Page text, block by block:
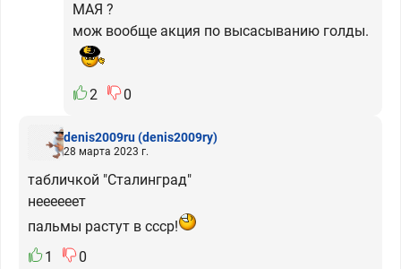
МАЯ ?
мож вообще акция по высасыванию голды.
2 0
denis2009ru(denis2009ry)
28 марта 2023 г.
табличкой "Сталинград"
неееееет
пальмы растут в ссср!
1
0